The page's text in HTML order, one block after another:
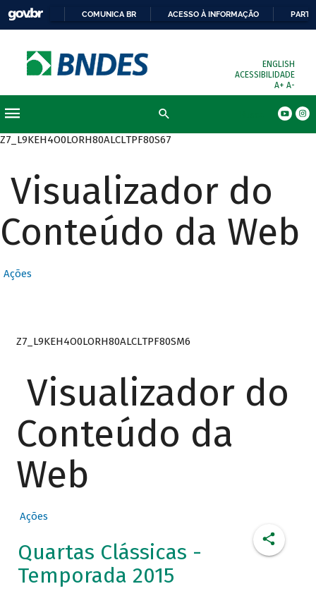
COMUNICA BR ACESSO À INFORMAÇÃO
ENGLISH
ACESSIBILIDADE
A+ A-
Z7_L9KEH4O0LORH80ALCLTPF80S67
Visualizador do
Conteúdo da Web
Ações
Z7_L9KEH4O0LORH80ALCLTPF80SM6
Visualizador do
Conteúdo da
Web
Ações
Quartas Clássicas -
Temporada 2015